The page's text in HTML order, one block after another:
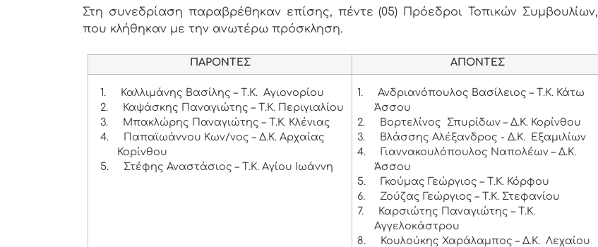
Στη συνεδρίαση παραβρέθηκαν επίσης, πέντε (05) Πρόεδροι Τοπικών Συμβουλίων,
που κλήθηκαν με την ανωτέρω πρόσκληση.
ΠΑΡΟΝΤΕΣ ΑΠΟΝΤΕΣ
1.
Καλλιμάνης Βασίλης – Τ.Κ. Αγιονορίου
2.
Καψάσκης Παναγιώτης – Τ.Κ. Περιγιαλίου
3.
Μπακλώρης Παναγιώτης – Τ.Κ. Κλένιας
4.
Παπαϊωάννου Κων/νος – Δ.Κ. Αρχαίας
Κορίνθου
5.
Στέφης Αναστάσιος – Τ.Κ. Αγίου Ιωάννη
1.
Ανδριανόπουλος Βασίλειος – Τ.Κ. Κάτω
Άσσου
2.
Βορτελίνος Σπυρίδων – Δ.Κ. Κορίνθου
3.
Βλάσσης Αλέξανδρος - Δ.Κ. Εξαμιλίων
4.
Γιαννακουλόπουλος Ναπολέων – Δ.Κ.
Άσσου
5.
Γκούμας Γεώργιος – Τ.Κ. Κόρφου
6.
Ζούζας Γεώργιος – Τ.Κ. Στεφανίου
7.
Καρσιώτης Παναγιώτης – Τ.Κ.
Αγγελοκάστρου
8.
Κουλούκης Χαράλαμπος – Δ.Κ. Λεχαίου